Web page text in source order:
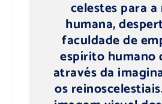
celestes para
humana,
faculdadede
espírito humano
através da
os reinos